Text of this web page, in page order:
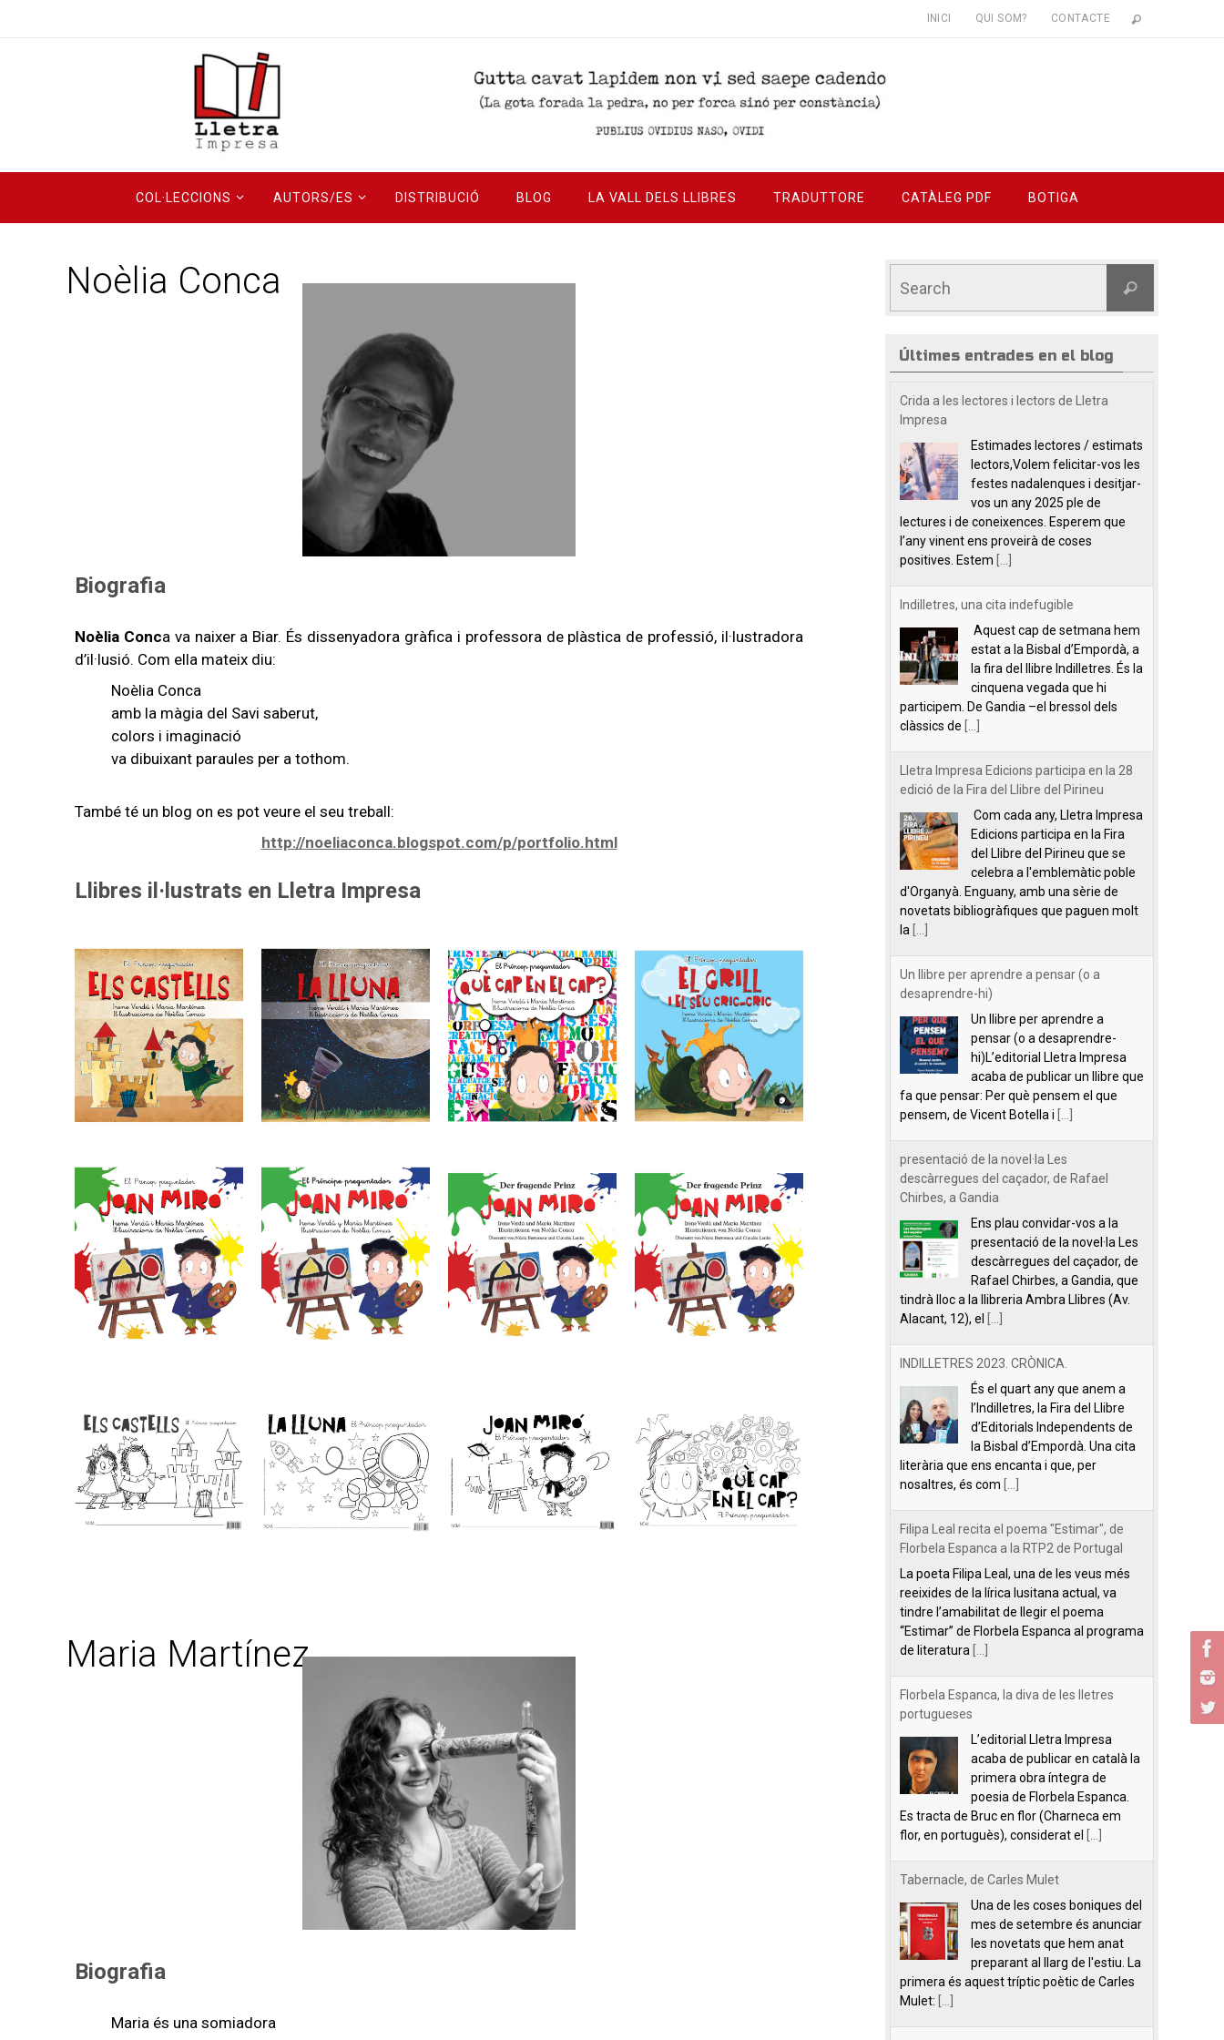
INICI QUI SOM? CONTACTE
COL·LECCIONS AUTORS/ES DISTRIBUCIÓ BLOG LA VALL DELS LLIBRES TRADUTTORE CATÀLEG PDF BOTIGA
Noèlia Conca
Biografia
Noèlia Conca va naixer a Biar. És dissenyadora gràfica i professora de plàstica de professió, il·lustradora
d’il·lusió. Com ella mateix diu:
Noèlia Conca
amb la màgia del Savi saberut,
colors i imaginació
va dibuixant paraules per a tothom.
També té un blog on es pot veure el seu treball:
http://noeliaconca.blogspot.com/p/portfolio.html
Llibres il·lustrats en Lletra Impresa
Maria Martínez
Biografia
Maria és una somiadora
Últimes entrades en el blog
Crida a les lectores i lectors de Lletra
Impresa
Estimades lectores / estimats
lectors,Volem felicitar-vos les
festes nadalenques i desitjar-
vos un any 2025 ple de
lectures i de coneixences. Esperem que
l’any vinent ens proveirà de coses
positives. Estem
Indilletres, una cita indefugible
Aquest cap de setmana hem
estat a la Bisbal d’Empordà, a
la fira del llibre Indilletres. És la
cinquena vegada que hi
participem. De Gandia –el bressol dels
clàssics de
Lletra Impresa Edicions participa en la 28
edició de la Fira del Llibre del Pirineu
Com cada any, Lletra Impresa
Edicions participa en la Fira
del Llibre del Pirineu que se
celebra a l'emblemàtic poble
d'Organyà. Enguany, amb una sèrie de
novetats bibliogràfiques que paguen molt
la
Un llibre per aprendre a pensar (o a
desaprendre-hi)
Un llibre per aprendre a
pensar (o a desaprendre-
hi)L’editorial Lletra Impresa
acaba de publicar un llibre que
fa que pensar: Per què pensem el que
pensem, de Vicent Botella i
presentació de la novel·la Les
descàrregues del caçador, de Rafael
Chirbes, a Gandia
Ens plau convidar-vos a la
presentació de la novel·la Les
descàrregues del caçador, de
Rafael Chirbes, a Gandia, que
tindrà lloc a la llibreria Ambra Llibres (Av.
Alacant, 12), el
INDILLETRES 2023. CRÒNICA.
És el quart any que anem a
l’Indilletres, la Fira del Llibre
d’Editorials Independents de
la Bisbal d’Empordà. Una cita
literària que ens encanta i que, per
nosaltres, és com
Filipa Leal recita el poema "Estimar", de
Florbela Espanca a la RTP2 de Portugal
La poeta Filipa Leal, una de les veus més
reeixides de la lírica lusitana actual, va
tindre l’amabilitat de llegir el poema
“Estimar” de Florbela Espanca al programa
de literatura
Florbela Espanca, la diva de les lletres
portugueses
L’editorial Lletra Impresa
acaba de publicar en català la
primera obra íntegra de
poesia de Florbela Espanca.
Es tracta de Bruc en flor (Charneca em
flor, en portuguès), considerat el
Tabernacle, de Carles Mulet
Una de les coses boniques del
mes de setembre és anunciar
les novetats que hem anat
preparant al llarg de l'estiu. La
primera és aquest tríptic poètic de Carles
Mulet: